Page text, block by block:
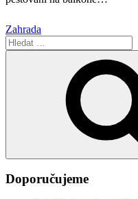
Zahrada
Hledat:
Doporučujeme